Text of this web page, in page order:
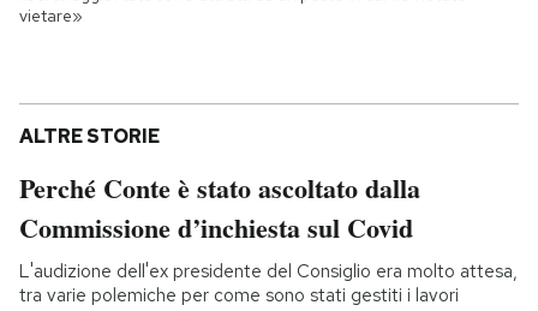
vietare»
ALTRE STORIE
Perché Conte è stato ascoltato dalla
Commissione d’inchiesta sul Covid
L'audizione dell'ex presidente del Consiglio era molto attesa,
tra varie polemiche per come sono stati gestiti i lavori